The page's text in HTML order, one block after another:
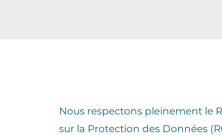
Nous respectons pleinement le
sur la Protection des Données